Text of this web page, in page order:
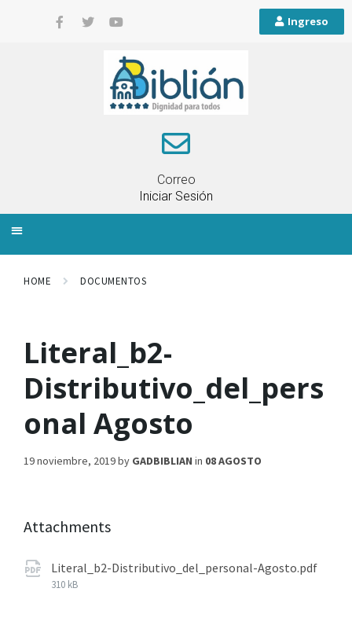
Ingreso
Correo
Iniciar Sesión
HOME DOCUMENTOS
Literal_b2-
Distributivo_del_pers
onal Agosto
19 noviembre, 2019by GADBIBLIAN in 08 AGOSTO
Attachments
Literal_b2-Distributivo_del_personal-Agosto.pdf
310 kB